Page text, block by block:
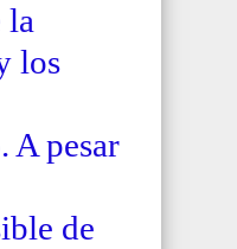
la
los
A pesar
de